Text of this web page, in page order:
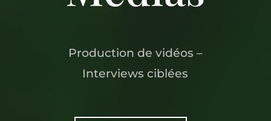
Production de vidéos –
Interviews ciblées